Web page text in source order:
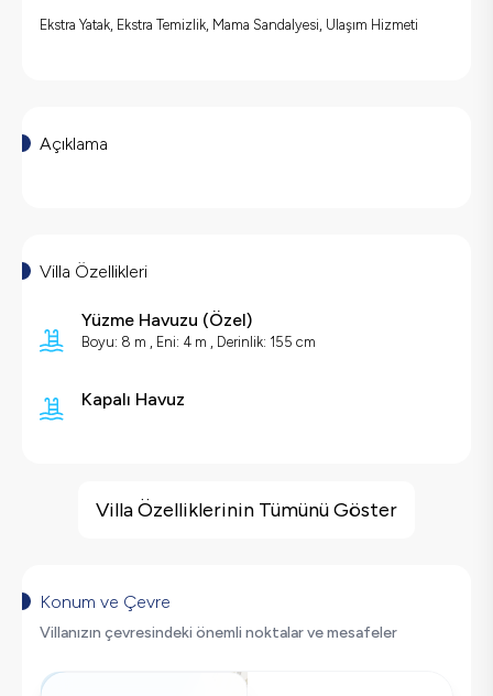
Ekstra Yatak, Ekstra Temizlik, Mama Sandalyesi, Ulaşım Hizmeti
Açıklama
Villa Özellikleri
Yüzme Havuzu (Özel)
Boyu: 8 m , Eni: 4 m , Derinlik: 155 cm
Kapalı Havuz
Deniz Manzarası
Havuz Isıtma
Barbekü
Villa Özelliklerinin Tümünü Göster
Konum ve Çevre
Villanızın çevresindeki önemli noktalar ve mesafeler